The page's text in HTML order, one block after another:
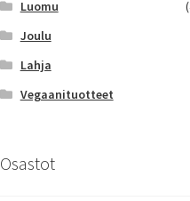
Luomu
Joulu
Lahja
Vegaanituotteet
Osastot